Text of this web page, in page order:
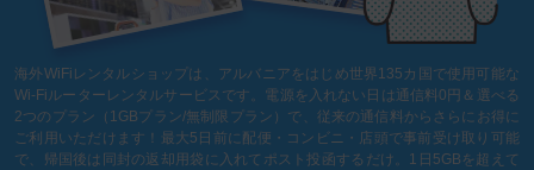
海外WiFiレンタルショップは、アルバニアをはじめ世界135カ国で使用可能な
Wi-Fiルーターレンタルサービスです。電源を入れない日は通信料0円＆選べる
2つのプラン（1GBプラン/無制限プラン）で、従来の通信料からさらにお得に
ご利用いただけます！最大5日前に配便・コンビニ・店頭で事前受け取り可能
で、帰国後は同封の返却用袋に入れてポスト投函するだけ。1日5GBを超えて